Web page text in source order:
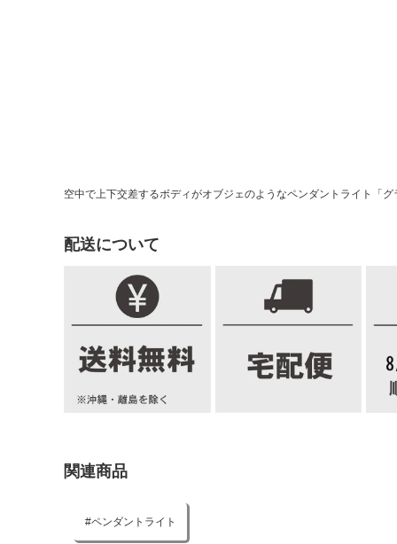
空中で上下交差するボディがオブジェのようなペンダントライト「
配送について
関連商品
ペンダントライト